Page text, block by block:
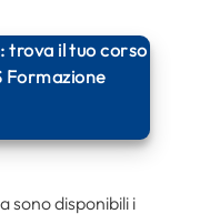
trova il tuo corso
Formazione
sono disponibili i